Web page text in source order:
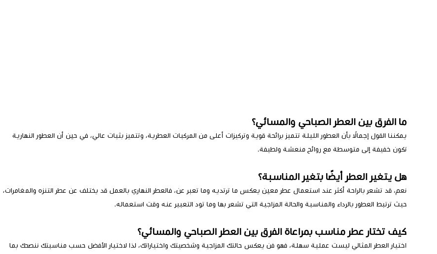
ما الفرق بين العطر الصباحي والمسائي؟
يمكننا القول إجمالًا بأن العطور الليلة تتميز برائحة قوية وتركيزات أعلى من المركبات العطرية، وتتميز بثبات عالي، في حين أن العطور النهارية
تكون خفيفة إلى متوسطة مع روائح منعشة ولطيفة.
هل يتغير العطر أيضًا بتغير المناسبة؟
نعم، قد تشعر بالراحة أكثر عند استعمال عطر معين يعكس ما ترتديه وما تعبر عن، فالعطر النهاري بالعمل قد يختلف عن عطر التنزه والمغامرات،
حيث ترتبط العطور بالرداء والمناسبة والحالة المزاجية التي تشعر بها وما تود التعبير عنه وقت استعماله.
كيف تختار عطر مناسب بمراعاة الفرق بين العطر الصباحي والمسائي؟
اختيار العطر المثالي ليست عملية سهلة، فهو فن يعكس حالتك المزاجية وشخصيتك واختياراتك، لذا لاختيار الأفضل حسب مناسبتك ننصحك بما